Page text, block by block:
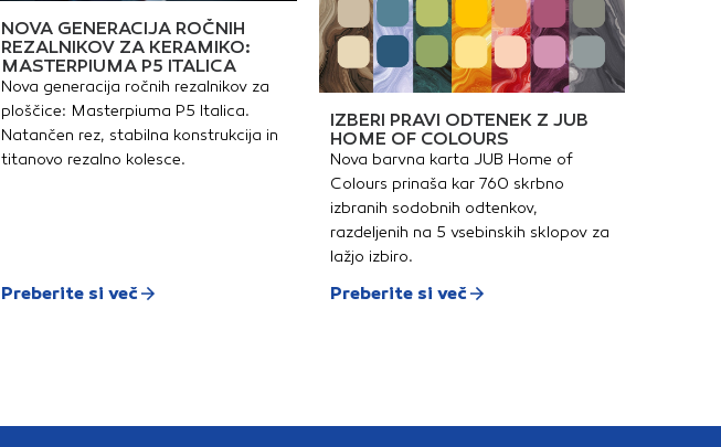
NOVA GENERACIJA ROČNIH
REZALNIKOV ZA KERAMIKO:
MASTERPIUMA P5 ITALICA
Nova generacija ročnih rezalnikov za
ploščice: Masterpiuma P5 Italica.
Natančen rez, stabilna konstrukcija in
titanovo rezalno kolesce.
Preberite si več
IZBERI PRAVI ODTENEK Z JUB
HOME OF COLOURS
Nova barvna karta JUB Home of
Colours prinaša kar 760 skrbno
izbranih sodobnih odtenkov,
razdeljenih na 5 vsebinskih sklopov za
lažjo izbiro.
Preberite si več